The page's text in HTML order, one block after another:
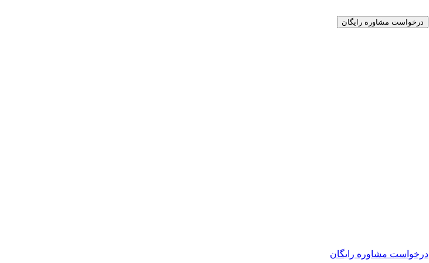
درخواست مشاوره رایگان
درخواست مشاوره رایگان